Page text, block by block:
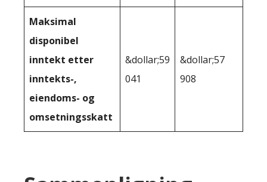
Maksimal
disponibel
inntekt etter
inntekts-,
eiendoms- og
omsetningsskatt
&dollar;59
041
&dollar;57
908